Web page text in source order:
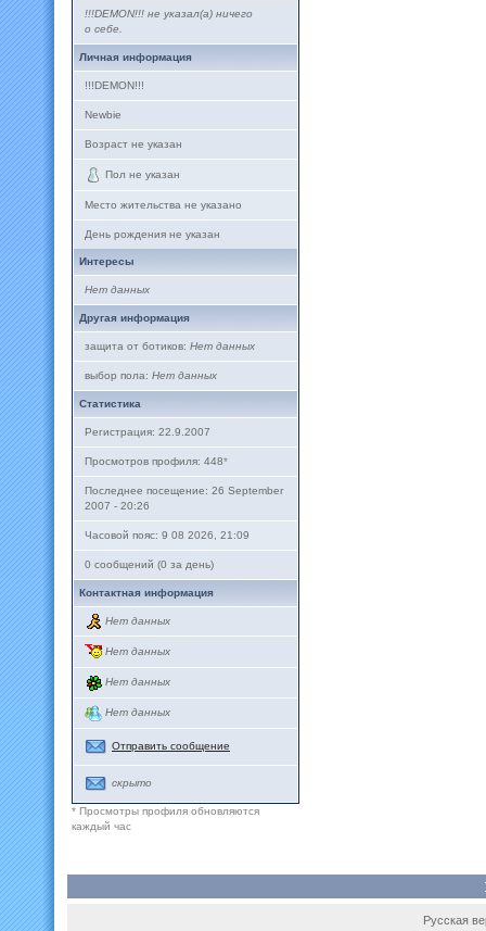
!!!DEMON!!! не указал(а) ничего
о себе.
Личная информация
!!!DEMON!!!
Newbie
Возраст не указан
Пол не указан
Место жительства не указано
День рождения не указан
Интересы
Нет данных
Другая информация
защита от ботиков: Нет данных
выбор пола: Нет данных
Статистика
Регистрация: 22.9.2007
Просмотров профиля: 448*
Последнее посещение: 26 September
2007 - 20:26
Часовой пояс: 9 08 2026, 21:09
0 сообщений (0 за день)
Контактная информация
Нет данных
Нет данных
Нет данных
Нет данных
Отправить сообщение
скрыто
* Просмотры профиля обновляются
каждый час
Русская